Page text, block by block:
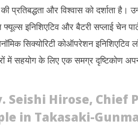
प्रतिबद्धता और विश्वास को दर्शाता है।
इनिशिएटिव और बैटरी सप्लाई चेन
सिक्योरिटी कोऑपरेशन इनिशिएटिव
में सहयोग के लिए एक समग्र दृष्टिकोण
Seishi Hirose, Chief
in Takasaki-